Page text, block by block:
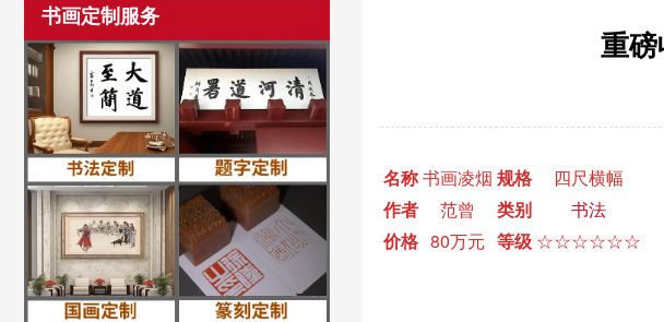
书画定制服务
重
名称书画凌烟 规格
四尺横幅
作者
范曾 类别
书法
价格 80万元 等级 ☆☆☆☆☆☆